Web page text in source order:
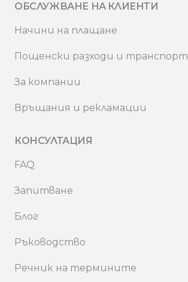
ОБСЛУЖВАНЕ НА КЛИЕНТИ
Начини на плащане
Пощенски разходи и транспорт
За компании
Връщания и рекламации
КОНСУЛТАЦИЯ
FAQ
Запитване
Блог
Ръководство
Речник на термините